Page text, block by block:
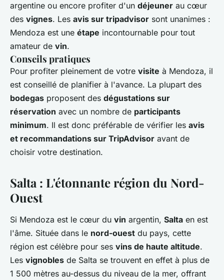
argentine ou encore profiter d'un déjeuner au cœur
des vignes. Les avis sur tripadvisor sont unanimes :
Mendoza est une étape incontournable pour tout
amateur de vin.
Conseils pratiques
Pour profiter pleinement de votre visite à Mendoza, il
est conseillé de planifier à l'avance. La plupart des
bodegas proposent des dégustations sur
réservation avec un nombre de participants
minimum. Il est donc préférable de vérifier les avis
et recommandations sur TripAdvisor avant de
choisir votre destination.
Salta : L'étonnante région du Nord-
Ouest
Si Mendoza est le cœur du vin argentin, Salta en est
l'âme. Située dans le nord-ouest du pays, cette
région est célèbre pour ses vins de haute altitude.
Les vignobles de Salta se trouvent en effet à plus de
1 500 mètres au-dessus du niveau de la mer, offrant